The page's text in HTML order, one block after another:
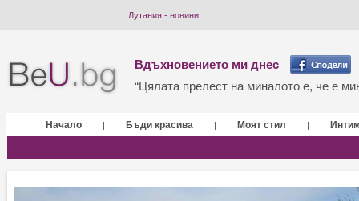
Лутания - новини
Вдъхновението ми днес
“Цялата прелест на миналото е, че е
Начало | Бъди красива | Моят стил |